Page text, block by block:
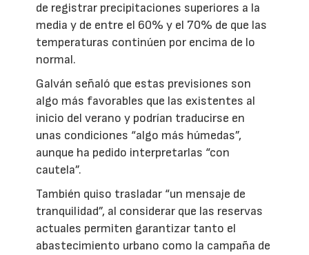
de registrar precipitaciones superiores a la
media y de entre el 60% y el 70% de que las
temperaturas continúen por encima de lo
normal.
Galván señaló que estas previsiones son
algo más favorables que las existentes al
inicio del verano y podrían traducirse en
unas condiciones “algo más húmedas”,
aunque ha pedido interpretarlas “con
cautela”.
También quiso trasladar “un mensaje de
tranquilidad”, al considerar que las reservas
actuales permiten garantizar tanto el
abastecimiento urbano como la campaña de